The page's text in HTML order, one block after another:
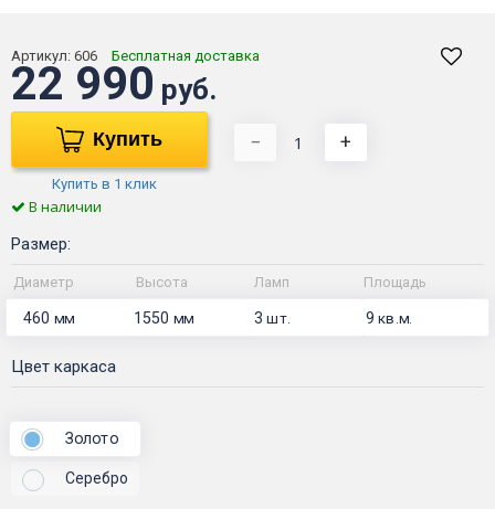
Артикул: 606 Бесплатная доставка
22 990 руб.
Купить
Купить в 1 клик
− +
В наличии
Размер:
Диаметр Высота Ламп Площадь
460 мм 1550 мм 3шт. 9кв.м.
Цвет каркаса
Золото
Серебро